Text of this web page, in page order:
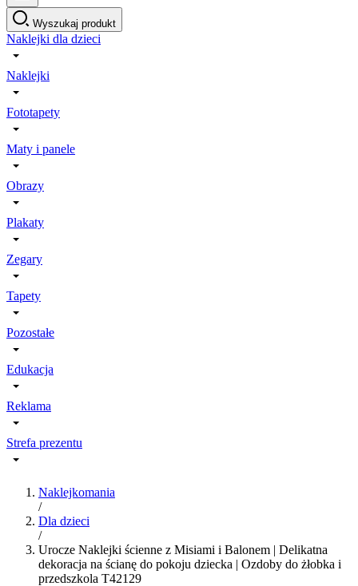
Wyszukaj produkt
Naklejki dla dzieci
Naklejki
Fototapety
Maty i panele
Obrazy
Plakaty
Zegary
Tapety
Pozostałe
Edukacja
Reklama
Strefa prezentu
Naklejkomania
/
Dla dzieci
/
Urocze Naklejki ścienne z Misiami i Balonem | Delikatna
dekoracja na ścianę do pokoju dziecka | Ozdoby do żłobka i
przedszkola T42129